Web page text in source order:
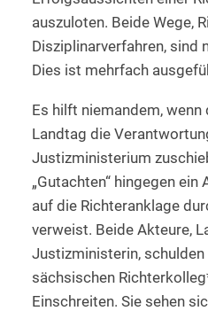
auszuloten. Beide Wege,
Disziplinarverfahren, sind
Dies ist mehrfach
Es hilft niemandem, wenn
Landtag die
Justizministerium
„Gutachten“ hingegen
auf die Richteranklage
verweist. Beide Akteure,
Justizministerin,
sächsischen
Einschreiten. Sie sehen